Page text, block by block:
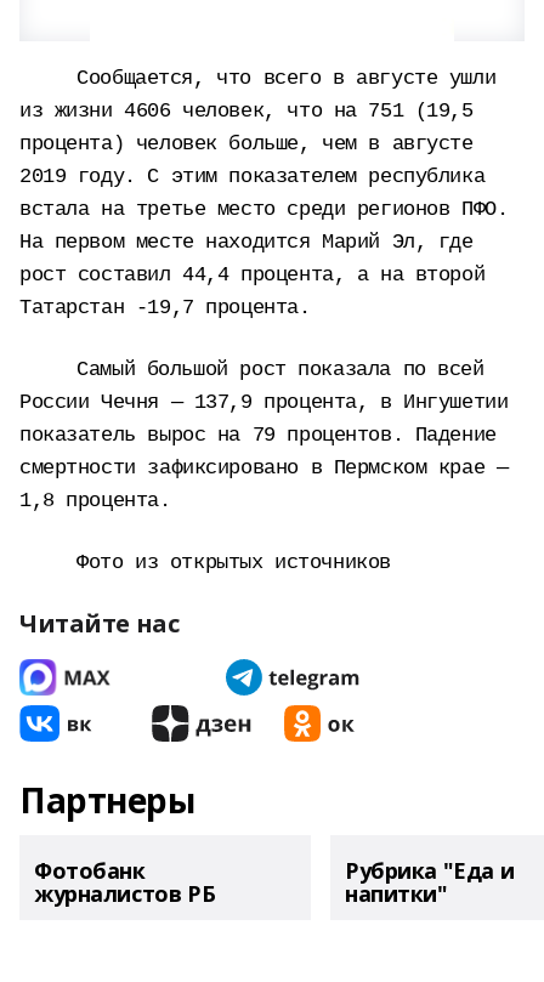
Сообщается, что всего в августе ушли
из жизни 4606 человек, что на 751 (19,5
процента) человек больше, чем в августе
2019 году. С этим показателем республика
встала на третье место среди регионов ПФО.
На первом месте находится Марий Эл, где
рост составил 44,4 процента, а на второй
Татарстан -19,7 процента.
Самый большой рост показала по всей
России Чечня — 137,9 процента, в Ингушетии
показатель вырос на 79 процентов. Падение
смертности зафиксировано в Пермском крае —
1,8 процента.
Фото из открытых источников
Читайте нас
Партнеры
Фотобанк
журналистов РБ
Рубрика "Еда и
напитки"